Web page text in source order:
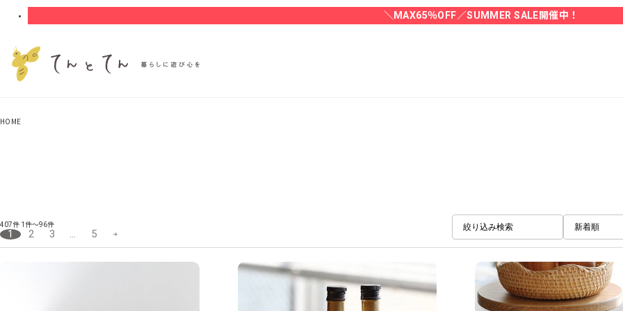
＼MAX65％OFF／SUMMER SALE開催中！
HOME
407件 1件～96件
1 2 3 … 5
絞り込み検索 新着順